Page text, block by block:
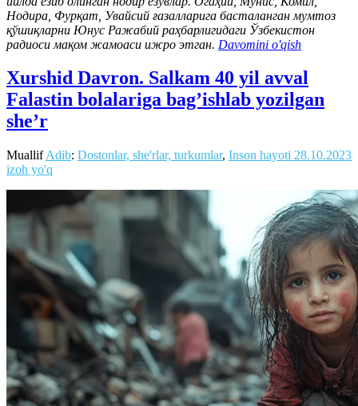
Нодира, Фурқат, Увайсий ғазалларига басталанган мумтоз
қўшиқларни Юнус Ражабий раҳбарлигидаги Ўзбекистон
радиоси мақом жамоаси ижро этган. Davomini o'qish
Xurshid Davron. Salkam 40 yil avval
Falastin bolalariga bag’ishlab yozilgan
she’r
MuallifAdib: Dostonlar, she'rlar, turkumlar, Inson hayoti 28.10.2023
izoh yo'q